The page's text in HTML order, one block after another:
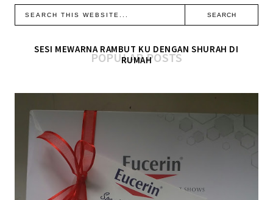
POPULAR POSTS
SESI MEWARNA RAMBUT KU DENGAN SHURAH DI
RUMAH